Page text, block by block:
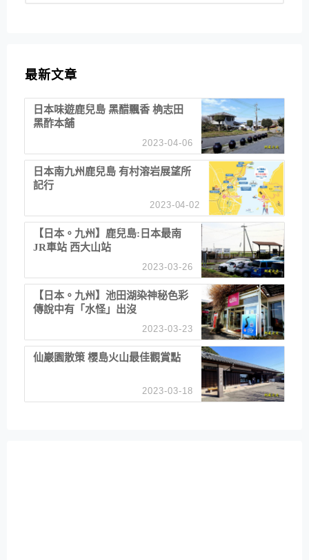
最新文章
日本味遊鹿兒島 黑醋飄香 桷志田
黑酢本舖
2023-04-06
日本南九州鹿兒島 有村溶岩展望所
記行
2023-04-02
【日本。九州】鹿兒島:日本最南
JR車站 西大山站
2023-03-26
【日本。九州】池田湖染神秘色彩
傳說中有「水怪」出沒
2023-03-23
仙巖園散策 櫻島火山最佳觀賞點
2023-03-18